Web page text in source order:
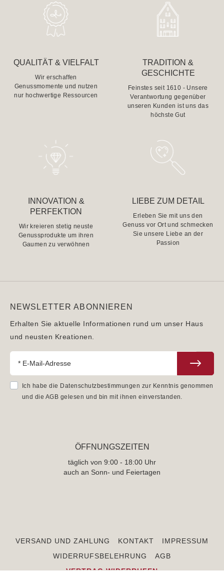
QUALITÄT & VIELFALT
Wir erschaffen
Genussmomente und nutzen
nur hochwertige Ressourcen
TRADITION &
GESCHICHTE
Feinstes seit 1610 - Unsere
Verantwortung gegenüber
unseren Kunden ist uns das
höchste Gut
INNOVATION &
PERFEKTION
Wir kreieren stetig neuste
Genussprodukte um ihren
Gaumen zu verwöhnen
LIEBE ZUM DETAIL
Erleben Sie mit uns den
Genuss vor Ort und schmecken
Sie unsere Liebe an der
Passion
NEWSLETTER ABONNIEREN
Erhalten Sie aktuelle Informationen rund um unser Haus
und neusten Kreationen.
Ich habe die Datenschutzbestimmungen zur Kenntnis genommen
und die AGB gelesen und bin mit ihnen einverstanden.
VERSAND UND ZAHLUNG KONTAKT
IMPRESSUM
WIDERRUFSBELEHRUNG
AGB
VERTRAG WIDERRUFEN
ÖFFNUNGSZEITEN
täglich von 9:00 - 18:00 Uhr
auch an Sonn- und Feiertagen